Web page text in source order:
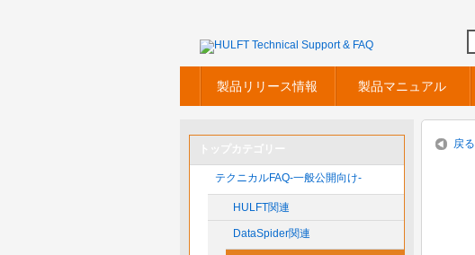
製品リリース情報 製品マニュアル
テクニカルFAQ-一般公開向け-
HULFT関連
DataSpider関連
戻る